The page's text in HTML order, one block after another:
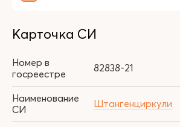
Карточка СИ
Номер в
госреестре
82838-21
Наименование
СИ
Штангенциркули